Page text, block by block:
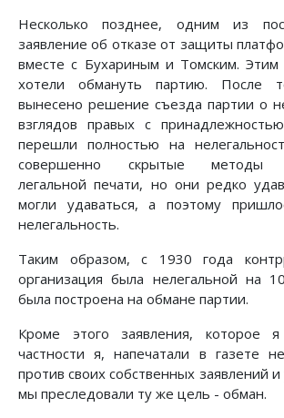
Несколько позднее, одним из
заявление об отказе от защиты
вместе с Бухариным и Томским.
хотели обмануть партию. После
вынесено решение съезда партии о
взглядов правых с
перешли полностью на
совершенно скрытые методы
легальной печати, но они редко
могли удаваться, а поэтому
нелегальность.
Таким образом, с 1930 года
организация была нелегальной на
была построена на обмане партии.
Кроме этого заявления, которое
частности я, напечатали в газете
против своих собственных заявлений и
мы преследовали ту же цель - обман.